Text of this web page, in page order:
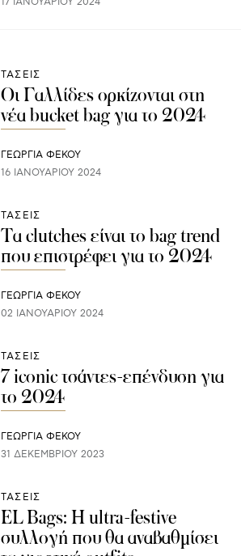
ΤΑΣΕΙΣ
Οι Γαλλίδες ορκίζονται στη
νέα bucket bag για το 2024
ΓΕΩΡΓΙΑ ΦΕΚΟΥ
16 ΙΑΝΟΥΑΡΊΟΥ 2024
ΤΑΣΕΙΣ
Τα clutches είναι το bag trend
που επιστρέφει για το 2024
ΓΕΩΡΓΙΑ ΦΕΚΟΥ
02 ΙΑΝΟΥΑΡΊΟΥ 2024
ΤΑΣΕΙΣ
7 iconic τσάντες-επένδυση για
το 2024
ΓΕΩΡΓΙΑ ΦΕΚΟΥ
31 ΔΕΚΕΜΒΡΊΟΥ 2023
ΤΑΣΕΙΣ
EL Bags: H ultra-festive
συλλογή που θα αναβαθμίσει